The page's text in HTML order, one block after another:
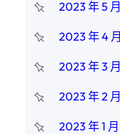
2023 年 5 月
2023 年 4 月
2023 年 3 月
2023 年 2 月
2023 年 1 月